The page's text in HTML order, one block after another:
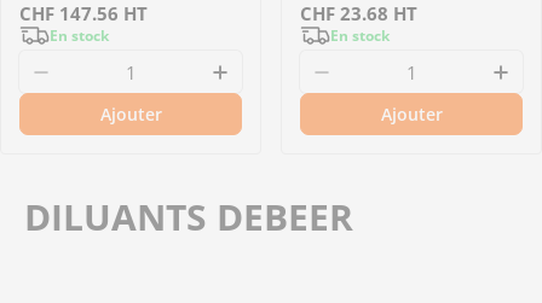
Prix
régulier
CHF 147.56 HT
En stock
Diminuer la quantité pour 8-851 - Diluant
Augmenter la quantité pour
Ajouter
Prix
régulier
CHF 23.68 HT
En stock
Diminuer la
Ajouter
DILUANTS DEBEER